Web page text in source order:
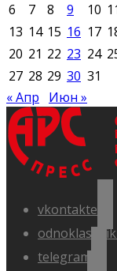
6
7 8 9 10
13 14 15 16 17
20 21 22 23 24
27 28 29 30 31
« Апр
Июн »
vkontakte
telegram